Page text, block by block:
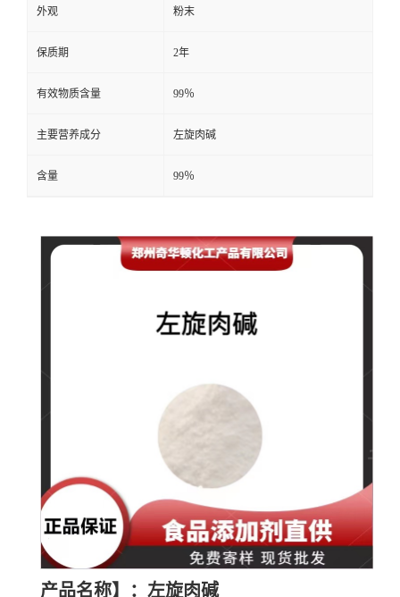
外观 粉末
保质期 2年
有效物质含量 99％
主要营养成分 左旋肉碱
含量 99％
产品名称】：左旋肉碱